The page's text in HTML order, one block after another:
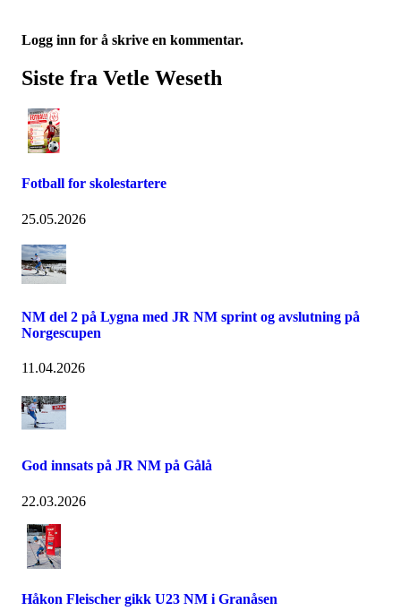
Logg inn for å skrive en kommentar.
Siste fra Vetle Weseth
Fotball for skolestartere
25.05.2026
NM del 2 på Lygna med JR NM sprint og avslutning på
Norgescupen
11.04.2026
God innsats på JR NM på Gålå
22.03.2026
Håkon Fleischer gikk U23 NM i Granåsen